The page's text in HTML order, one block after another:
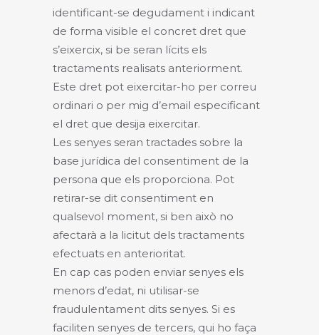
identificant-se degudament i indicant
de forma visible el concret dret que
s’eixercix, si be seran lícits els
tractaments realisats anteriorment.
Este dret pot eixercitar-ho per correu
ordinari o per mig d’email especificant
el dret que desija eixercitar.
Les senyes seran tractades sobre la
base jurídica del consentiment de la
persona que els proporciona. Pot
retirar-se dit consentiment en
qualsevol moment, si ben això no
afectarà a la licitut dels tractaments
efectuats en anterioritat.
En cap cas poden enviar senyes els
menors d’edat, ni utilisar-se
fraudulentament dits senyes. Si es
faciliten senyes de tercers, qui ho faça